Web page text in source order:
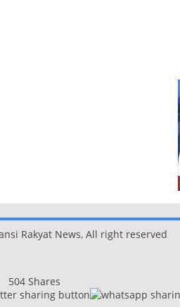
Rakyat News, All right reserved
504 Shares